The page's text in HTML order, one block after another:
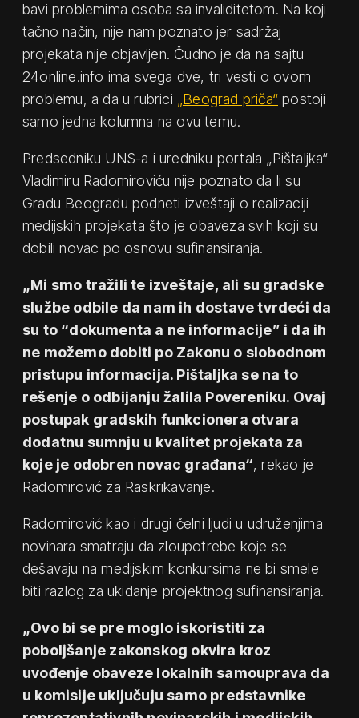
bavi problemima osoba sa invaliditetom. Na koji
tačno način, nije nam poznato jer sadržaj
projekata nije objavljen. Čudno je da na sajtu
24online.info ima svega dve, tri vesti o ovom
problemu, a da u rubrici „Beograd priča“ postoji
samo jedna kolumna na ovu temu.
Predsedniku UNS-a i uredniku portala „Pištaljka“
Vladimiru Radomiroviću nije poznato da li su
Gradu Beogradu podneti izveštaji o realizaciji
medijskih projekata što je obaveza svih koji su
dobili novac po osnovu sufinansiranja.
„Mi smo tražili te izveštaje, ali su gradske
službe odbile da nam ih dostave tvrdeći da
su to “dokumenta a ne informacije” i da ih
ne možemo dobiti po Zakonu o slobodnom
pristupu informacija. Pištaljka se na to
rešenje o odbijanju žalila Povereniku. Ovaj
postupak gradskih funkcionera otvara
dodatnu sumnju u kvalitet projekata za
koje je odobren novac građana“, rekao je
Radomirović za Raskrikavanje.
Radomirović kao i drugi čelni ljudi u udruženjima
novinara smatraju da zloupotrebe koje se
dešavaju na medijskim konkursima ne bi smele
biti razlog za ukidanje projektnog sufinansiranja.
„Ovo bi se pre moglo iskoristiti za
poboljšanje zakonskog okvira kroz
uvođenje obaveze lokalnih samouprava da
u komisije uključuju samo predstavnike